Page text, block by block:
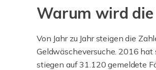
Warum wird
Von Jahr zu Jahr steigen die
Geldwäscheversuche. 2016
stiegen auf 31.120 gemeldete